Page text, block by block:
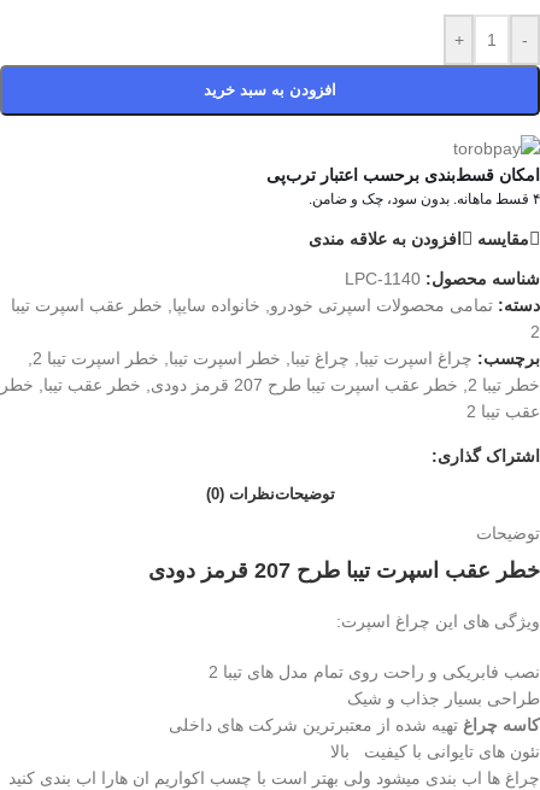
-
+
افزودن به سبد خرید
امکان قسط‌بندی برحسب اعتبار ترب‌پی
۴ قسط ماهانه. بدون سود، چک و ضامن.
مقایسه افزودن به علاقه مندی
شناسه محصول: LPC-1140
دسته: تمامی محصولات اسپرتی خودرو خانواده سایپا
خطر عقب اسپرت تیبا
2
برچسب: چراغ اسپرت تیبا چراغ تیبا خطر اسپرت تیبا خطر اسپرت تیبا 2
خطر تیبا 2
خطر عقب اسپرت تیبا طرح 207 قرمز دودی خطر عقب تیبا
خطر
عقب تیبا 2
اشتراک گذاری:
توضیحاتنظرات (0)
توضیحات
خطر عقب اسپرت تیبا طرح 207 قرمز دودی
ویژگی های این چراغ اسپرت:
نصب فابریکی و راحت روی تمام مدل های تیبا 2
طراحی بسیار جذاب و شیک
کاسه چراغ تهیه شده از معتبرترین شرکت های داخلی
نئون های تایوانی با کیفیت بالا
چراغ ها اب بندی میشود ولی بهتر است با چسب اکواریم ان هارا اب بندی کنید